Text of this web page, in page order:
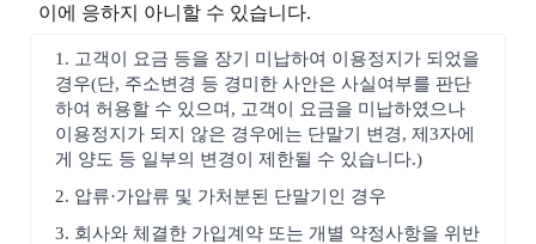
이에 응하지 아니할 수 있습니다.
1. 고객이 요금 등을 장기 미납하여 이용정지가 되었을
경우(단, 주소변경 등 경미한 사안은 사실여부를 판단
하여 허용할 수 있으며, 고객이 요금을 미납하였으나
이용정지가 되지 않은 경우에는 단말기 변경, 제3자에
게 양도 등 일부의 변경이 제한될 수 있습니다.)
2. 압류·가압류 및 가처분된 단말기인 경우
3. 회사와 체결한 가입계약 또는 개별 약정사항을 위반